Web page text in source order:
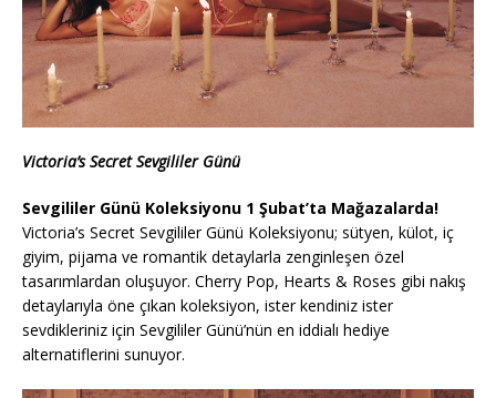
Victoria’s Secret Sevgililer Günü
Sevgililer Günü Koleksiyonu 1 Şubat’ta Mağazalarda!
Victoria’s Secret Sevgililer Günü Koleksiyonu; sütyen, külot, iç
giyim, pijama ve romantik detaylarla zenginleşen özel
tasarımlardan oluşuyor. Cherry Pop, Hearts & Roses gibi nakış
detaylarıyla öne çıkan koleksiyon, ister kendiniz ister
sevdikleriniz için Sevgililer Günü’nün en iddialı hediye
alternatiflerini sunuyor.